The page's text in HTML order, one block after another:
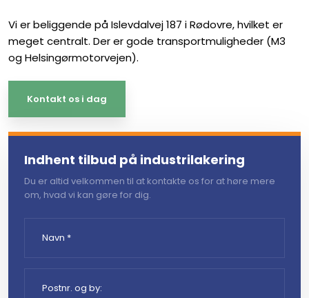
Vi er beliggende på Islevdalvej 187 i Rødovre, hvilket er
meget centralt. Der er gode transportmuligheder (M3
og Helsingørmotorvejen).​​
Kontakt os i dag​
Indhent tilbud på industrilakering
Du er altid velkommen til at kontakte os for at høre mere
om, hvad vi kan gøre for dig.